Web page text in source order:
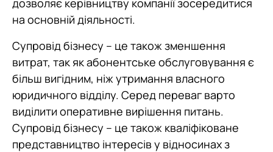
дозволяє керівництву компанії зосередитися
на основній діяльності.
Супровід бізнесу – це також зменшення
витрат, так як абонентське обслуговування є
більш вигідним, ніж утримання власного
юридичного відділу. Серед переваг варто
виділити оперативне вирішення питань.
Супровід бізнесу – це також кваліфіковане
представництво інтересів у відносинах з